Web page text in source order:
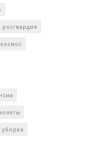
росгвардия
космос
уборка